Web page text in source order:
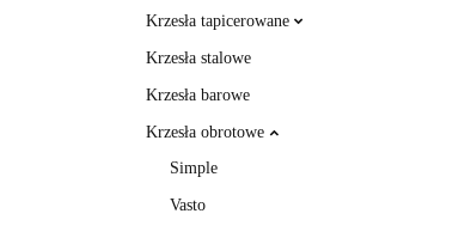
Krzesła tapicerowane
Krzesła stalowe
Krzesła barowe
Krzesła obrotowe
Simple
Vasto